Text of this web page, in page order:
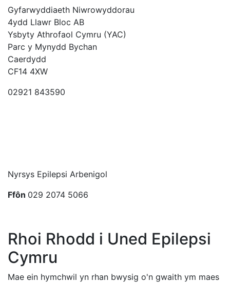
Gyfarwyddiaeth Niwrowyddorau
4ydd Llawr Bloc AB
Ysbyty Athrofaol Cymru (YAC)
Parc y Mynydd Bychan
Caerdydd
CF14 4XW
02921 843590
Nyrsys Epilepsi Arbenigol
Ffôn 029 2074 5066
Rhoi Rhodd i Uned Epilepsi
Cymru
Mae ein hymchwil yn rhan bwysig o'n gwaith ym maes